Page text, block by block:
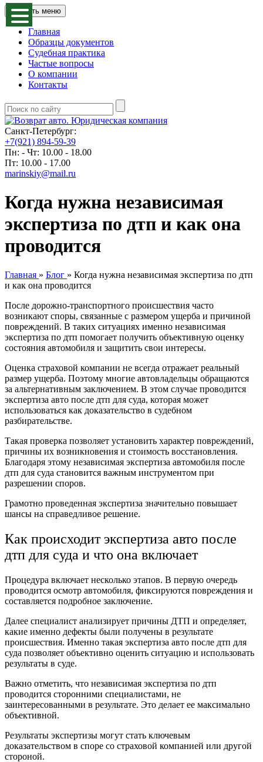
Открыть меню
Главная
Образцы документов
Судебная практика
Частые вопросы
О компании
Контакты
Санкт-Петербург:
+7(921) 894-59-39
Пн: - Чт: 10.00 - 18.00
Пт: 10.00 - 17.00
marinskiy@mail.ru
Когда нужна независимая
экспертиза по дтп и как она
проводится
Главная » Блог » Когда нужна независимая экспертиза по дтп
и как она проводится
После дорожно-транспортного происшествия часто
возникают споры, связанные с размером ущерба и причиной
повреждений. В таких ситуациях именно независимая
экспертиза по дтп помогает получить объективную оценку
состояния автомобиля и защитить свои интересы.
Оценка страховой компании не всегда отражает реальный
размер ущерба. Поэтому многие автовладельцы обращаются
за альтернативным заключением. В этом случае проводится
экспертиза авто после дтп для суда, которая может
использоваться как доказательство в судебном
разбирательстве.
Такая проверка позволяет установить характер повреждений,
причины их возникновения и стоимость восстановления.
Благодаря этому независимая экспертиза автомобиля после
дтп для суда становится важным инструментом при
разрешении споров.
Грамотно проведенная экспертиза значительно повышает
шансы на справедливое решение.
Как происходит экспертиза авто после
дтп для суда и что она включает
Процедура включает несколько этапов. В первую очередь
проводится осмотр автомобиля, фиксируются повреждения и
составляется подробное заключение.
Далее специалист анализирует причины ДТП и определяет,
какие именно дефекты были получены в результате
происшествия. Именно такая экспертиза авто после дтп для
суда позволяет объективно оценить ситуацию и использовать
результаты в суде.
Важно отметить, что независимая экспертиза по дтп
проводится сторонними специалистами, не
заинтересованными в результате. Это делает ее максимально
объективной.
Результаты экспертизы могут стать ключевым
доказательством в споре со страховой компанией или другой
стороной.